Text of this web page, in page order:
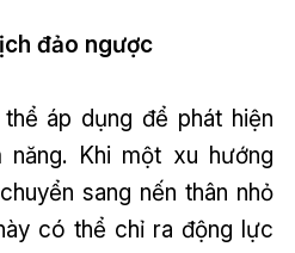
đảo ngược
áp dụng để phát hiện
Khi một xu hướng
sang nến thân nhỏ
có thể chỉ ra động lực